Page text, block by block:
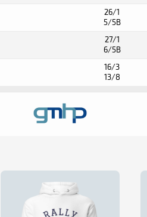
26/1
5/5B
27/1
6/5B
16/3
13/8